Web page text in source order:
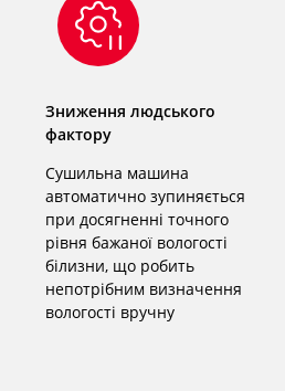
Зниження людського
фактору
Сушильна машина
автоматично зупиняється
при досягненні точного
рівня бажаної вологості
білизни, що робить
непотрібним визначення
вологості вручну